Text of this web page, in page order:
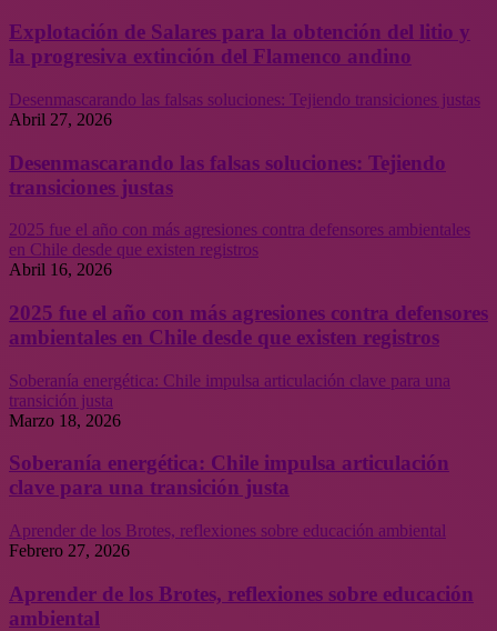
Explotación de Salares para la obtención del litio y
la progresiva extinción del Flamenco andino
Desenmascarando las falsas soluciones: Tejiendo transiciones justas
Abril 27, 2026
Desenmascarando las falsas soluciones: Tejiendo
transiciones justas
2025 fue el año con más agresiones contra defensores ambientales
en Chile desde que existen registros
Abril 16, 2026
2025 fue el año con más agresiones contra defensores
ambientales en Chile desde que existen registros
Soberanía energética: Chile impulsa articulación clave para una
transición justa
Marzo 18, 2026
Soberanía energética: Chile impulsa articulación
clave para una transición justa
Aprender de los Brotes, reflexiones sobre educación ambiental
Febrero 27, 2026
Aprender de los Brotes, reflexiones sobre educación
ambiental